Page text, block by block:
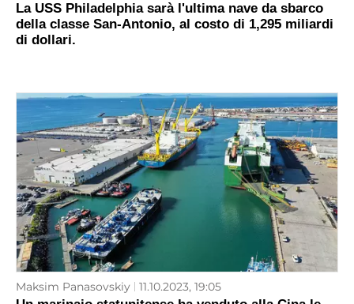
La USS Philadelphia sarà l'ultima nave da sbarco
della classe San-Antonio, al costo di 1,295 miliardi
di dollari.
Maksim Panasovskiy 11.10.2023, 19:05